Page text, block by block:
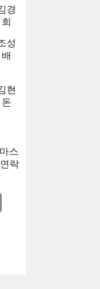
경
희
성
배
현
돈
스
락